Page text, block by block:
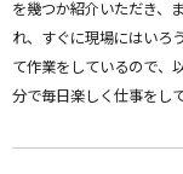
を幾つか紹介いただき、
れ、すぐに現場にはいろ
て作業をしているので、
分で毎日楽しく仕事をし